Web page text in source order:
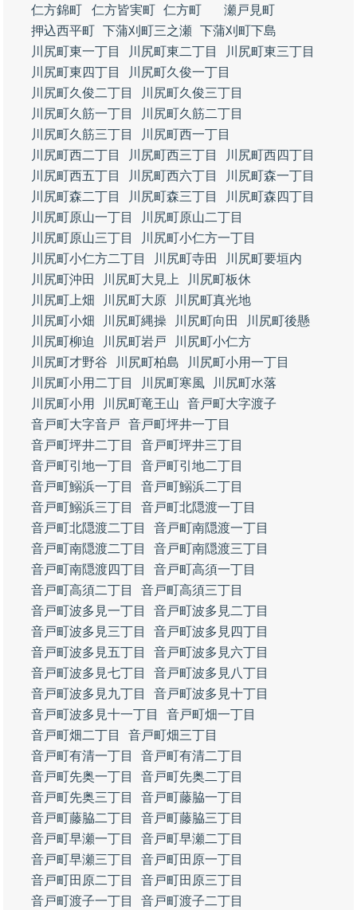
仁方錦町
仁方皆実町 仁方町
瀬戸見町
押込西平町 下蒲刈町三之瀬 下蒲刈町下島
川尻町東一丁目
川尻町東二丁目
川尻町東三丁目
川尻町東四丁目
川尻町久俊一丁目
川尻町久俊二丁目
川尻町久俊三丁目
川尻町久筋一丁目
川尻町久筋二丁目
川尻町久筋三丁目
川尻町西一丁目
川尻町西二丁目
川尻町西三丁目
川尻町西四丁目
川尻町西五丁目
川尻町西六丁目
川尻町森一丁目
川尻町森二丁目
川尻町森三丁目
川尻町森四丁目
川尻町原山一丁目
川尻町原山二丁目
川尻町原山三丁目
川尻町小仁方一丁目
川尻町小仁方二丁目
川尻町寺田
川尻町要垣内
川尻町沖田
川尻町大見上
川尻町板休
川尻町上畑
川尻町大原
川尻町真光地
川尻町小畑
川尻町縄操 川尻町向田
川尻町後懸
川尻町柳迫
川尻町岩戸
川尻町小仁方
川尻町才野谷
川尻町柏島
川尻町小用一丁目
川尻町小用二丁目
川尻町寒風
川尻町水落
川尻町小用
川尻町竜王山
音戸町大字渡子
音戸町大字音戸
音戸町坪井一丁目
音戸町坪井二丁目
音戸町坪井三丁目
音戸町引地一丁目
音戸町引地二丁目
音戸町鰯浜一丁目
音戸町鰯浜二丁目
音戸町鰯浜三丁目
音戸町北隠渡一丁目
音戸町北隠渡二丁目
音戸町南隠渡一丁目
音戸町南隠渡二丁目
音戸町南隠渡三丁目
音戸町南隠渡四丁目
音戸町高須一丁目
音戸町高須二丁目
音戸町高須三丁目
音戸町波多見一丁目
音戸町波多見二丁目
音戸町波多見三丁目
音戸町波多見四丁目
音戸町波多見五丁目
音戸町波多見六丁目
音戸町波多見七丁目
音戸町波多見八丁目
音戸町波多見九丁目
音戸町波多見十丁目
音戸町波多見十一丁目
音戸町畑一丁目
音戸町畑二丁目
音戸町畑三丁目
音戸町有清一丁目
音戸町有清二丁目
音戸町先奥一丁目
音戸町先奥二丁目
音戸町先奥三丁目
音戸町藤脇一丁目
音戸町藤脇二丁目
音戸町藤脇三丁目
音戸町早瀬一丁目
音戸町早瀬二丁目
音戸町早瀬三丁目
音戸町田原一丁目
音戸町田原二丁目
音戸町田原三丁目
音戸町渡子一丁目
音戸町渡子二丁目